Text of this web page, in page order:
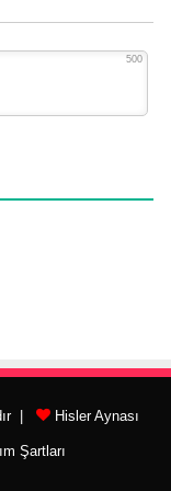
500
| Hisler Aynası
Şartları